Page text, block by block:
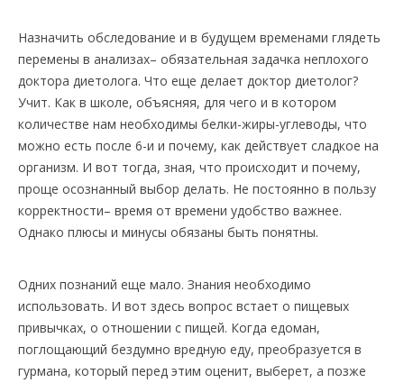
Назначить обследование и в будущем временами глядеть
перемены в анализах– обязательная задачка неплохого
доктора диетолога. Что еще делает доктор диетолог?
Учит. Как в школе, объясняя, для чего и в котором
количестве нам необходимы белки-жиры-углеводы, что
можно есть после 6-и и почему, как действует сладкое на
организм. И вот тогда, зная, что происходит и почему,
проще осознанный выбор делать. Не постоянно в пользу
корректности– время от времени удобство важнее.
Однако плюсы и минусы обязаны быть понятны.
Одних познаний еще мало. Знания необходимо
использовать. И вот здесь вопрос встает о пищевых
привычках, о отношении с пищей. Когда едоман,
поглощающий бездумно вредную еду, преобразуется в
гурмана, который перед этим оценит, выберет, а позже